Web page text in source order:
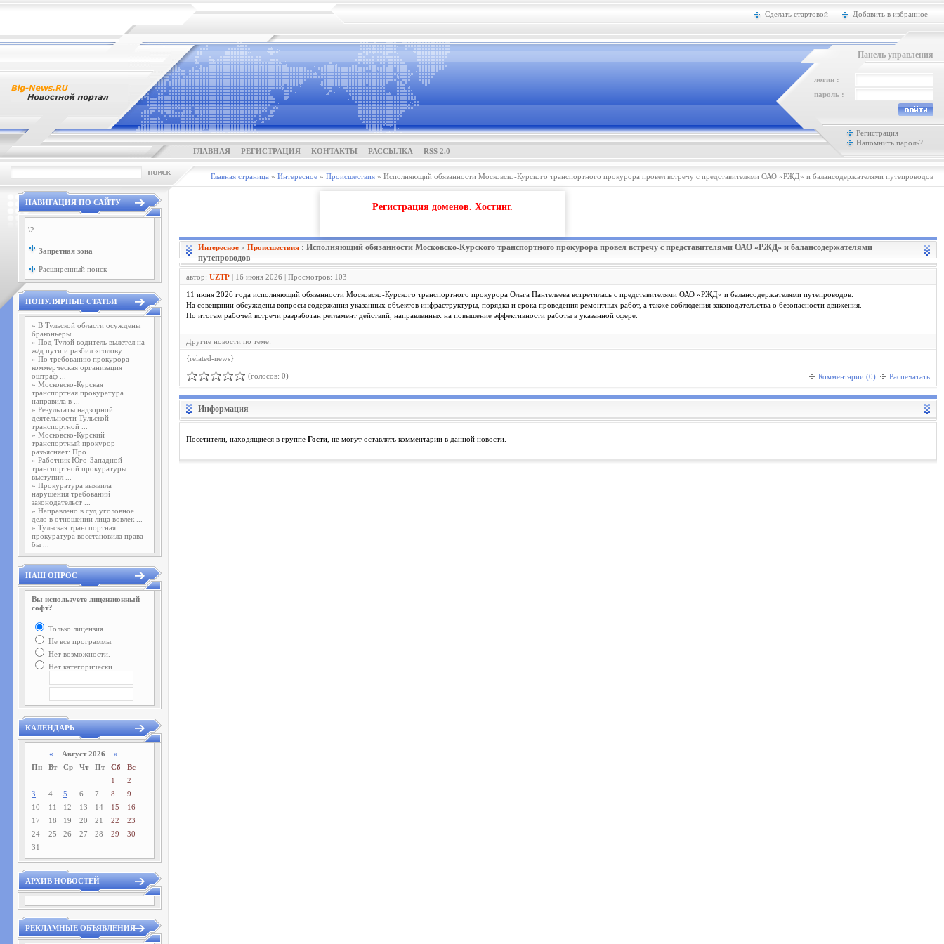
Сделать стартовой Добавить в избранное
ГЛАВНАЯ РЕГИСТРАЦИЯ КОНТАКТЫ РАССЫЛКА RSS 2.0
Панель управления
логин :
пароль :
Регистрация
Напомнить пароль?
Главная страница » Интересное » Проиcшествия » Исполняющий обязанности Московско-Курского транспортного прокурора провел встречу с представителями ОАО «РЖД» и балансодержателями путепроводов
НАВИГАЦИЯ ПО САЙТУ
\2
Запретная зона
Расширенный поиск
ПОПУЛЯРНЫЕ СТАТЬИ
» В Тульской области осуждены
браконьеры
» Под Тулой водитель вылетел на
ж/д пути и разбил «голову ...
» По требованию прокурора
коммерческая организация
оштраф ...
» Московско-Курская
транспортная прокуратура
направила в ...
» Результаты надзорной
деятельности Тульской
транспортной ...
» Московско-Курский
транспортный прокурор
разъясняет: Про ...
» Работник Юго-Западной
транспортной прокуратуры
выступил ...
» Прокуратура выявила
нарушения требований
законодательст ...
» Направлено в суд уголовное
дело в отношении лица вовлек ...
» Тульская транспортная
прокуратура восстановила права
бы ...
НАШ ОПРОС
Вы используете лицензионный
софт?
Только лицензия.
Не все программы.
Нет возможности.
Нет категорически.
КАЛЕНДАРЬ
« Август 2026 »
Пн
Вт Ср Чт Пт Сб
Вс
1
2
3
4 5 6 7 8
9
10
11 12 13 14 15
16
17
18 19 20 21 22
23
24
25 26 27 28 29
30
31
АРХИВ НОВОСТЕЙ
РЕКЛАМНЫЕ ОБЪЯВЛЕНИЯ
Регистрация доменов. Хостинг.
Интересное » Проиcшествия : Исполняющий обязанности Московско-Курского транспортного прокурора провел встречу с представителями ОАО «РЖД» и балансодержателями
путепроводов
автор: UZTP | 16 июня 2026 | Просмотров: 103
11 июня 2026 года исполняющий обязанности Московско-Курского транспортного прокурора Ольга Пантелеева встретилась с представителями ОАО «РЖД» и балансодержателями путепроводов.
На совещании обсуждены вопросы содержания указанных объектов инфраструктуры, порядка и срока проведения ремонтных работ, а также соблюдения законодательства о безопасности движения.
По итогам рабочей встречи разработан регламент действий, направленных на повышение эффективности работы в указанной сфере.
Другие новости по теме:
{related-news}
(голосов: 0) Комментарии (0) Распечатать
Информация
Посетители, находящиеся в группе Гости , не могут оставлять комментарии в данной новости.